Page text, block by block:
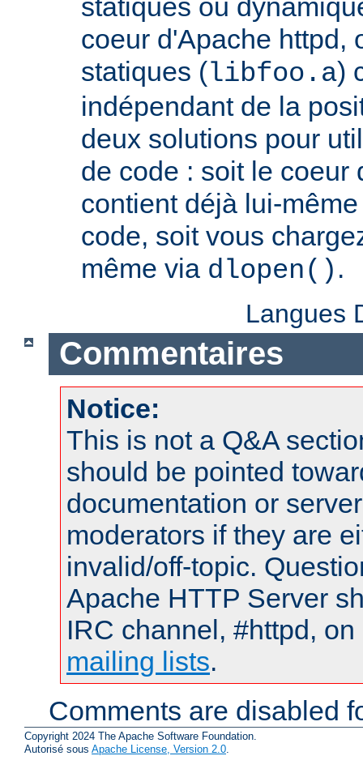
statiques ou
coeur d'Apache httpd,
statiques (libfoo.a)
indépendant de la
deux solutions pour
de code : soit le coeur
contient déjà lui-
code, soit vous
même via dlopen() .
Langues
Commentaires
Notice:
This is not a Q&A
should be pointed
documentation or
moderators if they are
invalid/off-topic.
Apache HTTP Server
IRC channel, #httpd,
mailing lists.
Comments are disabled
Copyright 2024 The Apache Software Foundation.
Autorisé sous Apache License, Version 2.0